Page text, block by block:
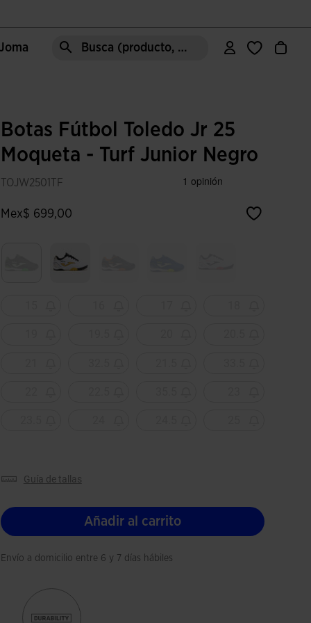
Busca (producto, estilo, área, ect.)
Botas Fútbol Toledo Jr 25
Moqueta - Turf Junior Negro
TOJW2501TF
Mex$ 699,00
guía de tallas
Añadir al carrito
Envío a domicilio entre 6 y 7 días hábiles